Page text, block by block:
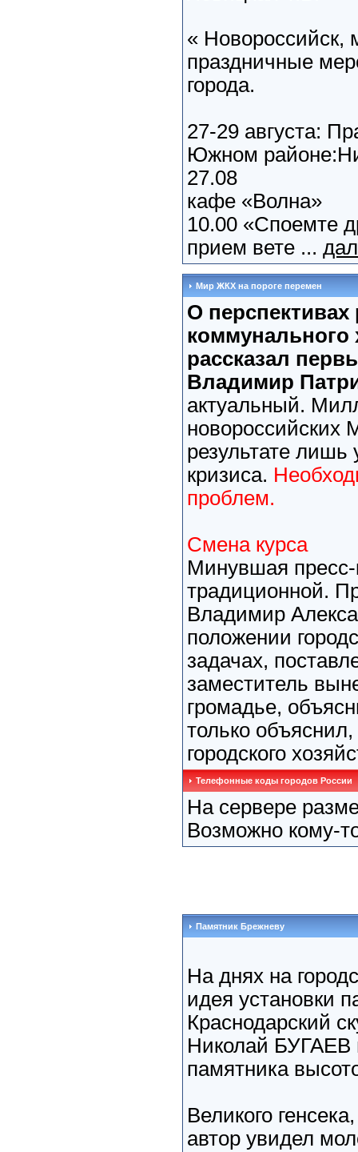
«
праздничные
города.
27-29 августа:
Южном
27.08
кафе «Волна»
10.00 «Споемте
прием вете ...
Мир ЖКХ на пороге перемен
О
коммунального
рассказал
Владимир
актуальный.
новороссийских
результате
кризиса.
проблем.
Смена курса
Минувшая пресс-
традиционной.
Владимир
положении
задачах,
заместитель
громадье,
только
городского
Телефонные коды городов России
На сервере
Возможно кому-
Памятник Брежневу
На днях на
идея установки
Краснодарский
Николай БУГАЕВ
памятника
Великого
автор увидел